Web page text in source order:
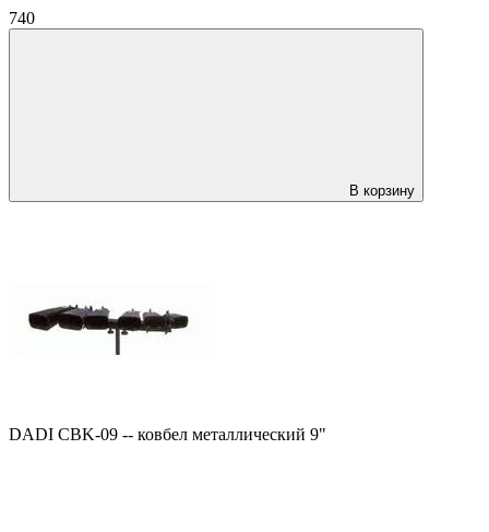
740
В корзину
DADI CBK-09 -- ковбел металлический 9"